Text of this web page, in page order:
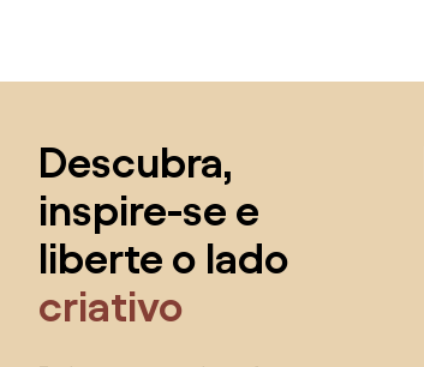
Descubra,
inspire-se e
liberte o lado
criativo